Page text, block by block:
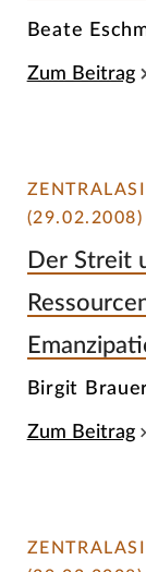
Beate
Zum Beitrag
(29.02.2008)
Der Streit
Birgit
Zum Beitrag